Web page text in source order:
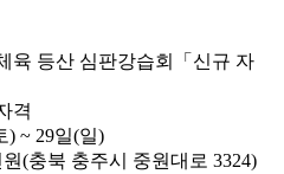
육 등산 심판강습회 「 신규 자
격
) ~ 29일(일)
(충북 충주시 중원대로 3324)